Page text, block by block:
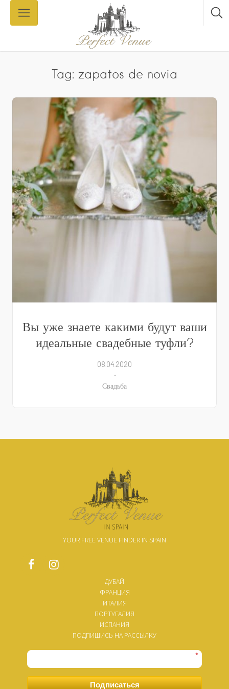
Tag: zapatos de novia
Вы уже знаете какими будут ваши
идеальные свадебные туфли?
08.04.2020
Свадьба
YOUR FREE VENUE FINDER IN SPAIN
ДУБАЙ
ФРАНЦИЯ
ИТАЛИЯ
ПОРТУГАЛИЯ
ИСПАНИЯ
ПОДПИШИСЬ НА РАССЫЛКУ
*
Подписаться